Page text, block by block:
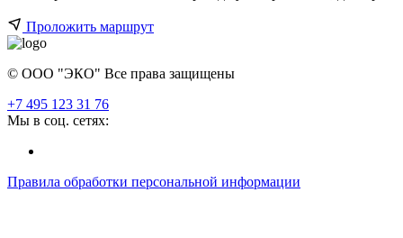
Проложить маршрут
© ООО "ЭКО" Все права защищены
+7 495 123 31 76
Мы в соц. сетях:
Правила обработки персональной информации